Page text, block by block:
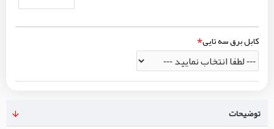
کابل برق سه تایی
توضیحات